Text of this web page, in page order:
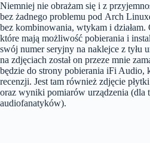
Niemniej nie obrażam się i z
bez żadnego problemu pod Arch
bez kombinowania, wtykam i
które mają możliwość pobierania i
swój numer seryjny na naklejce z tyłu
na zdjęciach został on przeze mnie
będzie do strony pobierania iFi Audio,
recenzji. Jest tam również zdjęcie
oraz wyniki pomiarów urządzenia (dla
audiofanatyków).